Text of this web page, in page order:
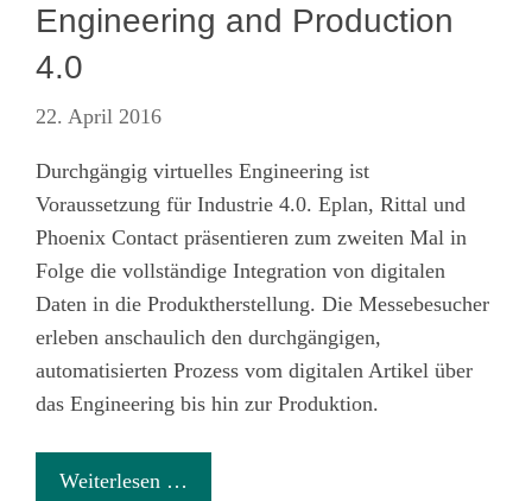
Engineering and Production
4.0
22. April 2016
Durchgängig virtuelles Engineering ist
Voraussetzung für Industrie 4.0. Eplan, Rittal und
Phoenix Contact präsentieren zum zweiten Mal in
Folge die vollständige Integration von digitalen
Daten in die Produktherstellung. Die Messebesucher
erleben anschaulich den durchgängigen,
automatisierten Prozess vom digitalen Artikel über
das Engineering bis hin zur Produktion.
Weiterlesen …